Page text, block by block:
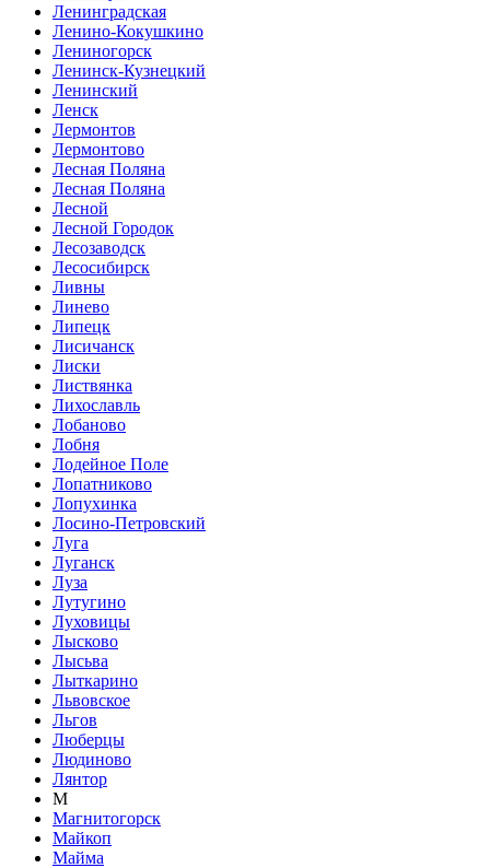
Ленинградская
Ленино-Кокушкино
Лениногорск
Ленинск-Кузнецкий
Ленинский
Ленск
Лермонтов
Лермонтово
Лесная Поляна
Лесная Поляна
Лесной
Лесной Городок
Лесозаводск
Лесосибирск
Ливны
Линево
Липецк
Лисичанск
Лиски
Листвянка
Лихославль
Лобаново
Лобня
Лодейное Поле
Лопатниково
Лопухинка
Лосино-Петровский
Луга
Луганск
Луза
Лутугино
Луховицы
Лысково
Лысьва
Лыткарино
Львовское
Льгов
Люберцы
Людиново
Лянтор
М
Магнитогорск
Майкоп
Майма